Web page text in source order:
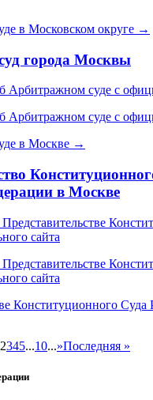
в Московском округе →
города Москвы
в Москве →
в Москве
Конституционного
2345...10...»Последняя »